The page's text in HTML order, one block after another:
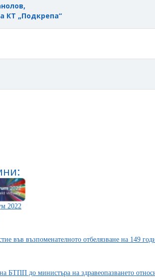
КТ „Подкрепа“
2022
във възпоменателното отбелязване на 149
БТПП до министъра на здравеопазването